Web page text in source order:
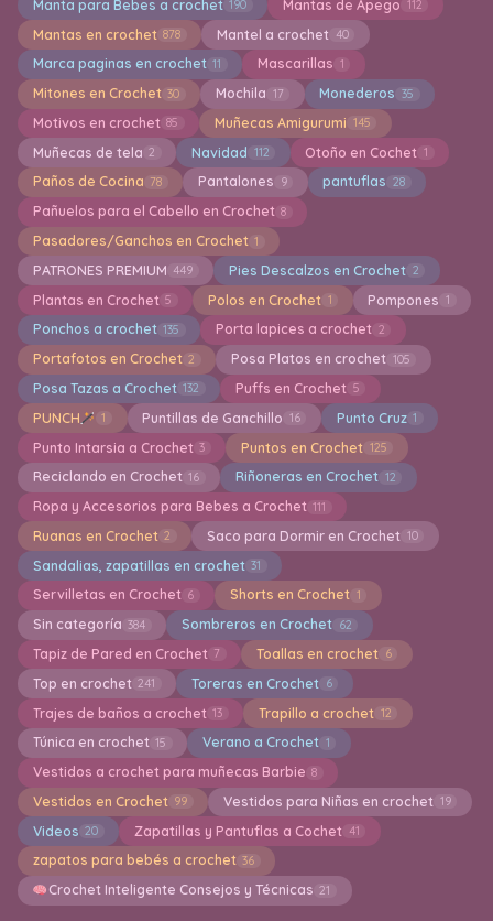
Manta para Bebes a crochet 190 Mantas de Apego 112
Mantas en crochet 878 Mantel a crochet 40
Marca paginas en crochet 11 Mascarillas 1
Mitones en Crochet 30 Mochila 17 Monederos 35
Motivos en crochet 85 Muñecas Amigurumi 145
Muñecas de tela 2 Navidad 112 Otoño en Cochet 1
Paños de Cocina 78 Pantalones 9 pantuflas 28
Pañuelos para el Cabello en Crochet 8
Pasadores/Ganchos en Crochet 1
PATRONES PREMIUM 449 Pies Descalzos en Crochet 2
Plantas en Crochet 5 Polos en Crochet 1 Pompones 1
Ponchos a crochet 135 Porta lapices a crochet 2
Portafotos en Crochet 2 Posa Platos en crochet 105
Posa Tazas a Crochet 132 Puffs en Crochet 5
PUNCH 1 Puntillas de Ganchillo 16 Punto Cruz 1
Punto Intarsia a Crochet 3 Puntos en Crochet 125
Reciclando en Crochet 16 Riñoneras en Crochet 12
Ropa y Accesorios para Bebes a Crochet 111
Ruanas en Crochet 2 Saco para Dormir en Crochet 10
Sandalias, zapatillas en crochet 31
Servilletas en Crochet 6 Shorts en Crochet 1
Sin categoría 384 Sombreros en Crochet 62
Tapiz de Pared en Crochet 7 Toallas en crochet 6
Top en crochet 241 Toreras en Crochet 6
Trajes de baños a crochet 13 Trapillo a crochet 12
Túnica en crochet 15 Verano a Crochet 1
Vestidos a crochet para muñecas Barbie 8
Vestidos en Crochet 99 Vestidos para Niñas en crochet 19
Videos 20 Zapatillas y Pantuflas a Cochet 41
zapatos para bebés a crochet 36
Crochet Inteligente Consejos y Técnicas 21